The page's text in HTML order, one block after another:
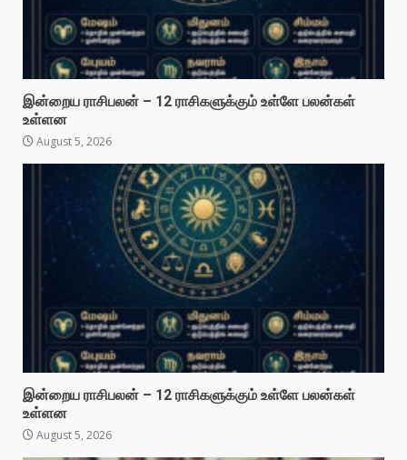
இன்றைய ராசிபலன் – 12 ராசிகளுக்கும் உள்ளே பலன்கள்
உள்ளன
August 5, 2026
இன்றைய ராசிபலன் – 12 ராசிகளுக்கும் உள்ளே பலன்கள்
உள்ளன
August 5, 2026